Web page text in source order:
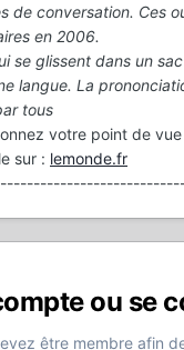
de conversation. Ces
en 2006.
se glissent dans un
langue. La
tous
votre point de vue
sur : lemonde.fr
ou se
être membre afin